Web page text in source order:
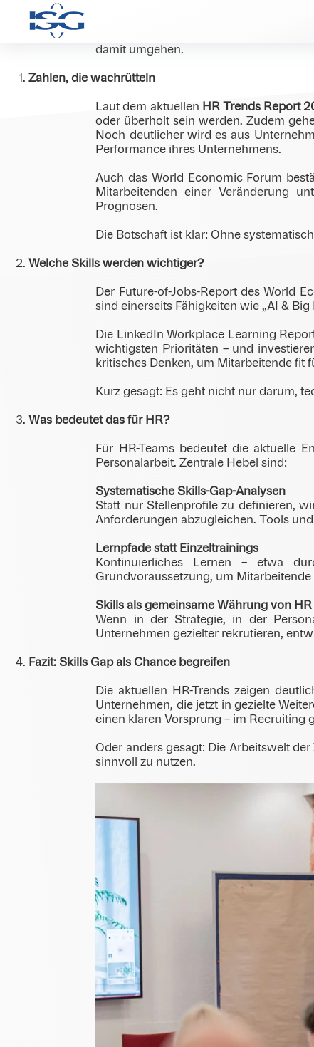
Die Arbeitswelt verändert sich
damit umgehen.
Zahlen, die wachrütteln
Laut dem aktuellen HR Trends Report
oder überholt sein werden. Zudem
Noch deutlicher wird es aus
Performance ihres Unternehmens.
Auch das World Economic Forum
Mitarbeitenden einer Veränderung
Prognosen.
Die Botschaft ist klar: Ohne
Welche Skills werden wichtiger?
Der Future-of-Jobs-Report des World
sind einerseits Fähigkeiten wie „AI &
Die LinkedIn Workplace Learning
wichtigsten Prioritäten – und
kritisches Denken, um Mitarbeitende fit
Kurz gesagt: Es geht nicht nur darum,
Was bedeutet das für HR?
Für HR-Teams bedeutet die aktuelle
Personalarbeit. Zentrale Hebel sind:
Systematische Skills-Gap-Analysen
Statt nur Stellenprofile zu definieren,
Anforderungen abzugleichen. Tools
Lernpfade statt Einzeltrainings
Kontinuierliches Lernen – etwa
Grundvoraussetzung, um
Skills als gemeinsame Währung von HR
Wenn in der Strategie, in der
Unternehmen gezielter rekrutieren,
Fazit: Skills Gap als Chance begreifen
Die aktuellen HR-Trends zeigen
Unternehmen, die jetzt in gezielte
einen klaren Vorsprung – im Recruiting
Oder anders gesagt: Die Arbeitswelt
sinnvoll zu nutzen.